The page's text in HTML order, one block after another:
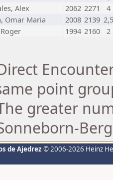
Alex 2062 2271
4
Omar Maria 2008 2139
1994 2160 2
point
greater
de Ajedrez © 2006-2026 Heinz